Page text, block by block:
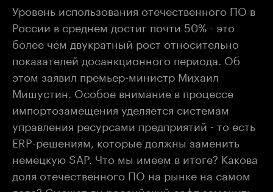
Уровень использования отечественного ПО в
России в среднем достиг почти 50% - это
более чем двукратный рост относительно
показателей досанкционного периода. Об
этом заявил премьер-министр Михаил
Мишустин. Особое внимание в процессе
импортозамещения уделяется системам
управления ресурсами предприятий - то есть
ERP-решениям, которые должны заменить
немецкую SAP. Что мы имеем в итоге? Какова
доля отечественного ПО на рынке на самом